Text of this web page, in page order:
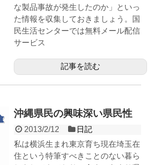
な製品事故が発生したのか」といっ
た情報を収集しておきましょう。国
民生活センターでは無料メール配信
サービス
記事を読む
沖縄県民の興味深い県民性
2013/2/12
日記
私は横浜生まれ東京育ち現在埼玉在
住という特筆すべきことのない暮ら